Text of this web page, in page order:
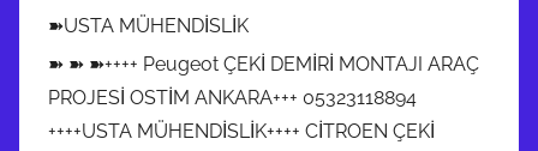
➽USTA MÜHENDİSLİK
➽ ➽ ➽++++ Peugeot ÇEKİ DEMİRİ MONTAJI ARAÇ
PROJESİ OSTİM ANKARA+++ 05323118894
++++USTA MÜHENDİSLİK++++ CİTROEN ÇEKİ